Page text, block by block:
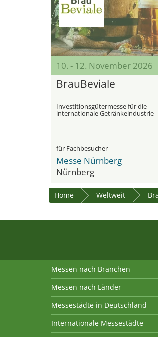
10. - 12. November 2026
BrauBeviale
Investitionsgütermesse für die
internationale Getränkeindustrie
für Fachbesucher
Messe Nürnberg
Nürnberg
Home Weltweit
Messen nach Branchen
Messen nach Länder
Messestädte in Deutschland
Internationale Messestädte